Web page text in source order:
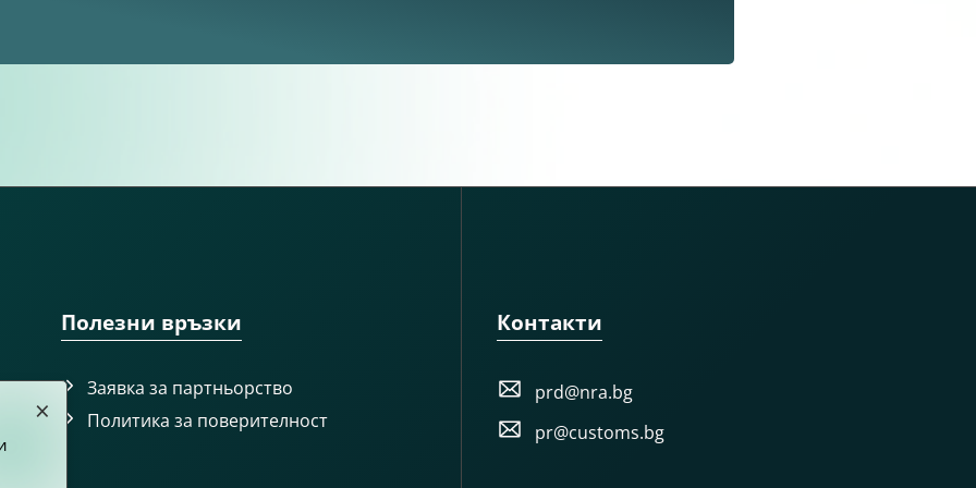
Полезни връзки
Заявка за партньорство
Политика за поверителност
Контакти
prd@nra.bg
pr@customs.bg
×